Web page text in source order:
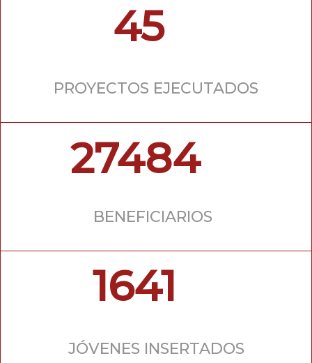
45
PROYECTOS EJECUTADOS
27484
BENEFICIARIOS
1641
JÓVENES INSERTADOS